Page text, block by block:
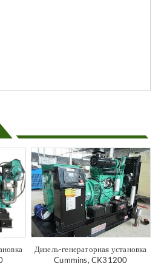
Дизель-генераторная установка
Cummins, CK31200